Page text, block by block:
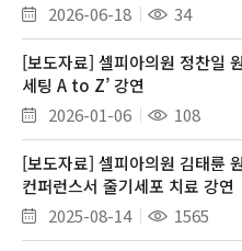
2026-06-18
34
[보도자료] 셀피아의원 정찬일
세팅 A to Z’ 강연
2026-01-06
108
[보도자료] 셀피아의원 김태륜
컨퍼런스서 줄기세포 치료 강연
2025-08-14
1565